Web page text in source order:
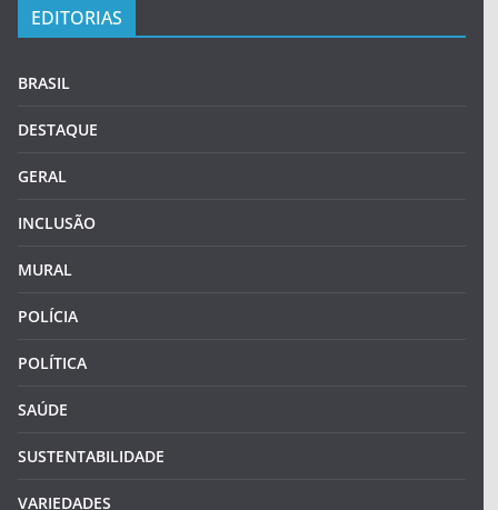
EDITORIAS
BRASIL
DESTAQUE
GERAL
INCLUSÃO
MURAL
POLÍCIA
POLÍTICA
SAÚDE
SUSTENTABILIDADE
VARIEDADES